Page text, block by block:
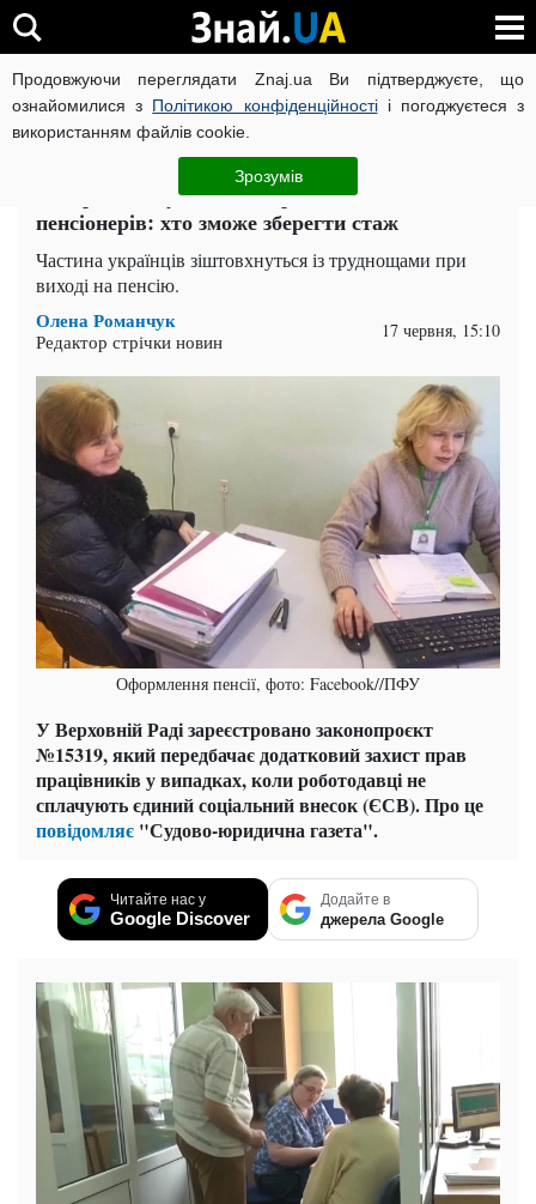
Продовжуючи переглядати Znaj.ua Ви підтверджуєте, що
ознайомилися з Політикою конфіденційностіі погоджуєтеся з
використанням файлів cookie.
Зрозумів
ВІЙНА РОСІЇ ПРОТИ УКРАЇНИ КОРОНАВІРУС В УКРАЇНІ
ЧИТАТЬ НА РУССКОМ
В Україні готують нові правила для
пенсіонерів: хто зможе зберегти стаж
Частина українців зіштовхнуться із труднощами при
виході на пенсію.
Олена Романчук
Редактор стрічки новин 17 червня, 15:10
Оформлення пенсії, фото: Facebook//ПФУ
У Верховній Раді зареєстровано законопроєкт
№15319, який передбачає додатковий захист прав
працівників у випадках, коли роботодавці не
сплачують єдиний соціальний внесок (ЄСВ). Про це
повідомляє "Судово-юридична газета".
Читайте нас у
Google Discover
Додайте в
джерела Google